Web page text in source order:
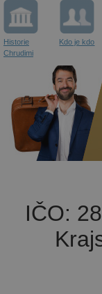
Historie
Chrudimi
Kdo je kdo
IČO: